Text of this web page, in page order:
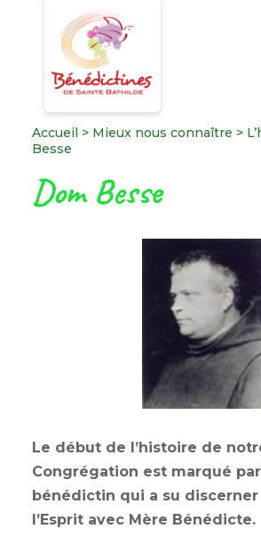
Accueil > Mieux nous connaître >
Besse
Dom Besse
Le début de l’histoire de
Congrégation est marqué
bénédictin qui a su
l’Esprit avec Mère Bénédicte.